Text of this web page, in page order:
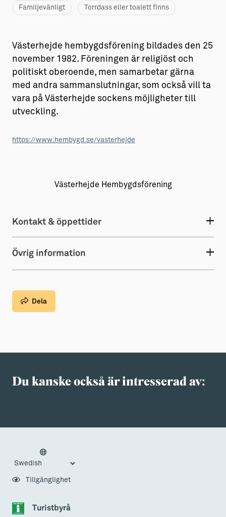
Aktiviteter
Möten & kongresser
Hansestaden världsarv
Gotlands kulturarv
Almedalsveckan
Medeltidsveckan
→ Gutamål och gotländska
→ Hyra bostad
→ Köpa bostad
→ Bygga hus
Allt om livet på Ön
→ Fritidsliv
Barn & Familj
Familjevänligt Torrdass eller toalett finns
Västerhejde hembygdsförening bildades den 25
november 1982. Föreningen är religiöst och
politiskt oberoende, men samarbetar gärna
med andra sammanslutningar, som också vill ta
vara på Västerhejde sockens möjligheter till
utveckling.
https://www.hembygd.se/vasterhejde
Västerhejde Hembygdsförening
Kontakt & öppettider
Övrig information
Dela
Du kanske också är intresserad av:
Turistbyrå
Tillgänglighet